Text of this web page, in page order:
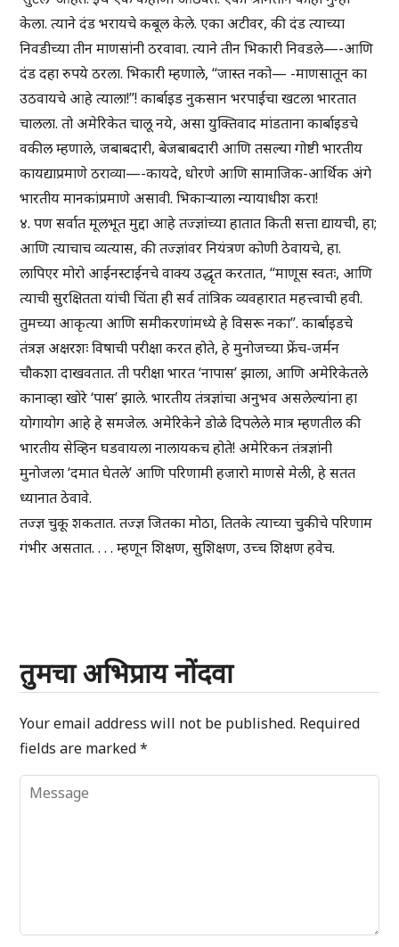
केला. त्याने दंड भरायचे कबूल केले. एका अटीवर, की दंड त्याच्या
निवडीच्या तीन माणसांनी ठरवावा. त्याने तीन भिकारी निवडले—-आणि
दंड दहा रुपये ठरला. भिकारी म्हणाले, “जास्त नको— -माणसातून का
उठवायचे आहे त्याला!”! कार्बाइड नुकसान भरपाईचा खटला भारतात
चालला. तो अमेरिकेत चालू नये, असा युक्तिवाद मांडताना कार्बाइडचे
वकील म्हणाले, जबाबदारी, बेजबाबदारी आणि तसल्या गोष्टी भारतीय
कायद्याप्रमाणे ठराव्या—-कायदे, धोरणे आणि सामाजिक-आर्थिक अंगे
भारतीय मानकांप्रमाणे असावी. भिकाऱ्याला न्यायाधीश करा!
४. पण सर्वात मूलभूत मुद्दा आहे तज्ज्ञांच्या हातात किती सत्ता द्यायची, हा;
आणि त्याचाच व्यत्यास, की तज्ज्ञांवर नियंत्रण कोणी ठेवायचे, हा.
लापिएर मोरो आईनस्टाईनचे वाक्य उद्धृत करतात, “माणूस स्वतः, आणि
त्याची सुरक्षितता यांची चिंता ही सर्व तांत्रिक व्यवहारात महत्त्वाची हवी.
तुमच्या आकृत्या आणि समीकरणांमध्ये हे विसरू नका”. कार्बाइडचे
तंत्रज्ञ अक्षरशः विषाची परीक्षा करत होते, हे मुनोजच्या फ्रेंच-जर्मन
चौकशा दाखवतात. ती परीक्षा भारत ‘नापास’ झाला, आणि अमेरिकेतले
कानाव्हा खोरे ‘पास’ झाले. भारतीय तंत्रज्ञांचा अनुभव असलेल्यांना हा
योगायोग आहे हे समजेल. अमेरिकेने डोळे दिपलेले मात्र म्हणतील की
भारतीय सेव्हिन घडवायला नालायकच होते! अमेरिकन तंत्रज्ञांनी
मुनोजला ‘दमात घेतले’ आणि परिणामी हजारो माणसे मेली, हे सतत
ध्यानात ठेवावे.
तज्ज्ञ चुकू शकतात. तज्ज्ञ जितका मोठा, तितके त्याच्या चुकीचे परिणाम
गंभीर असतात. . . . म्हणून शिक्षण, सुशिक्षण, उच्च शिक्षण हवेच.
तुमचा अभिप्राय नोंदवा
Your email address will not be published. Required
fields are marked*